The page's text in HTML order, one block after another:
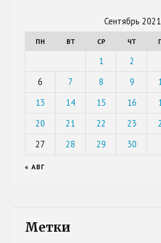
Сентябрь 2021
ПН ВТ СР ЧТ
1 2
6
7 8 9
13
14 15 16
20
21 22 23
27
28 29 30
« АВГ
Метки